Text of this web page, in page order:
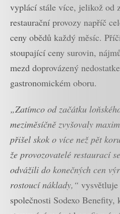
vyplácí stále více, jelikož od
restaurační provozy napříč
ceny obědů každý měsíc.
stoupající ceny surovin,
mezd doprovázený
gastronomickém oboru.
„Zatímco od začátku
meziměsíčně zvyšovaly
přišel skok o více než pět
že provozovatelé restaurací
odvážili do konečných cen
rostoucí náklady,“
společnosti Sodexo